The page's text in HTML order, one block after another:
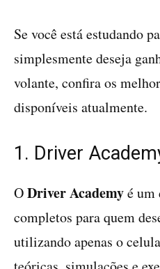
Se você está estudando
simplesmente deseja
volante, confira os
disponíveis atualmente.
1. Driver
ODriver Academyé um
completos para quem
utilizando apenas o